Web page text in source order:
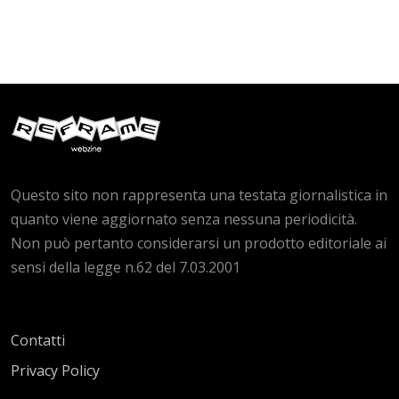
Questo sito non rappresenta una testata giornalistica in
quanto viene aggiornato senza nessuna periodicità.
Non può pertanto considerarsi un prodotto editoriale ai
sensi della legge n.62 del 7.03.2001
Contatti
Privacy Policy